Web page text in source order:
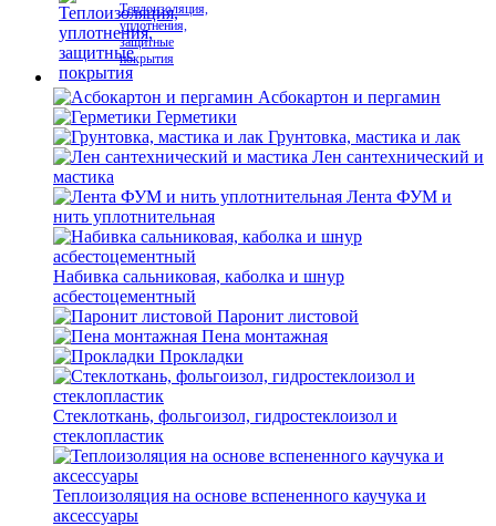
Теплоизоляция,
уплотнения,
защитные
покрытия
Асбокартон и пергамин
Герметики
Грунтовка, мастика и лак
Лен сантехнический и
мастика
Лента ФУМ и
нить уплотнительная
Набивка сальниковая, каболка и шнур
асбестоцементный
Паронит листовой
Пена монтажная
Прокладки
Стеклоткань, фольгоизол, гидростеклоизол и
стеклопластик
Теплоизоляция на основе вспененного каучука и
аксессуары